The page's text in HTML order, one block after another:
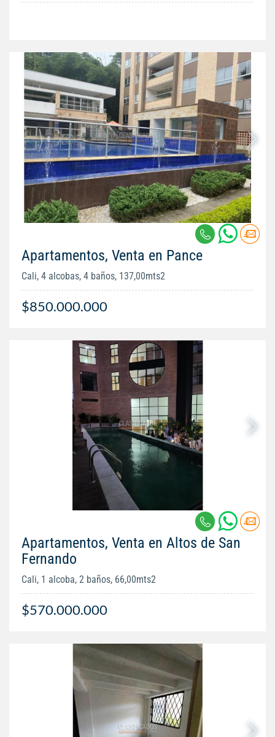
Apartamentos, Venta en Pance
Cali, 4 alcobas, 4 baños, 137,00mts2
$850.000.000
Apartamentos, Venta en Altos de San
Fernando
Cali, 1 alcoba, 2 baños, 66,00mts2
$570.000.000